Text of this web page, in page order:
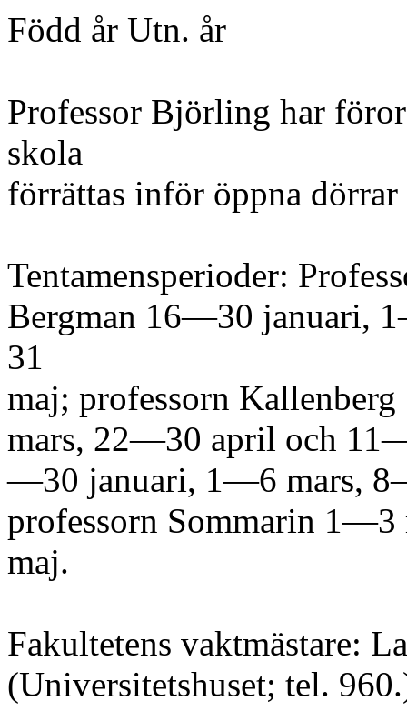
Född år Utn. år
Professor Björling har
skola
förrättas inför öppna
Tentamensperioder:
Bergman 16—30 januari,
31
maj; professorn
mars, 22—30 april och
—30 januari, 1—6 mars,
professorn Sommarin
maj.
Fakultetens vaktmästare:
(Universitetshuset; tel.